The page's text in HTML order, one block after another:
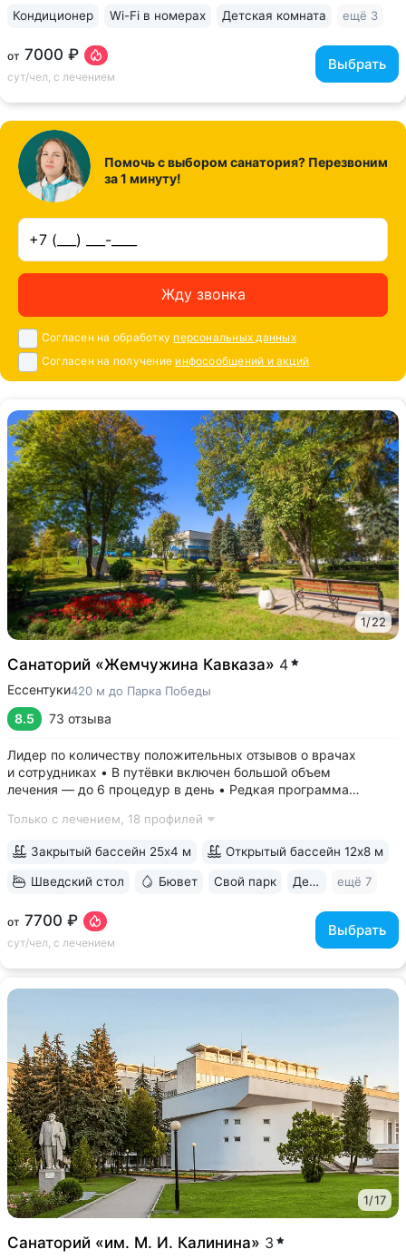
от 7000 ₽
сут/чел, с лечением
Выбрать
Кондиционер Wi-Fi в номерах Детская комната ещё 3
Помочь с выбором санатория? Перезвоним
за 1 минуту!
Жду звонка
Согласен на обработку персональных данных
Согласен на получение инфосообщений и акций
1/22
Санаторий «Жемчужина Кавказа» 4
Ессентуки420 м до Парка Победы
8.5 73 отзыва
Лидер по количеству положительных отзывов о врачах
и сотрудниках • В путёвки включен большой объем
лечения — до 6 процедур в день • Редкая программа
и эндокринолога, комплекс анализов и УЗИ, процедуры,
Только с лечением, 18 профилей
от 7700 ₽
сут/чел, с лечением
Выбрать
Закрытый бассейн 25х4 м Открытый бассейн 12х8 м
Шведский стол Бювет Свой парк Дети с 0 лет ещё 7
1/17
Санаторий «им. М. И. Калинина» 3